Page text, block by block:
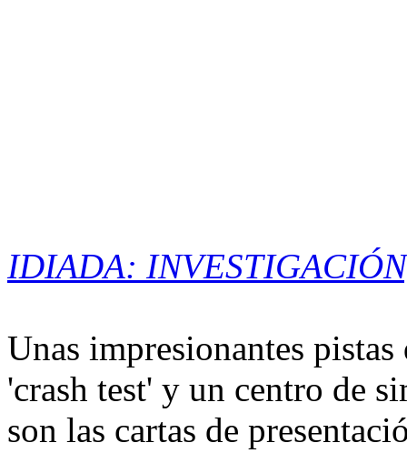
IDIADA:
Unas impresionantes
'crash test' y un centro de
son las cartas de